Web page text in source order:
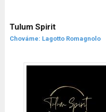
Tulum Spirit
Chováme: Lagotto Romagnolo